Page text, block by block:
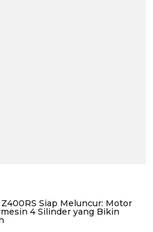
Siap Meluncur: Motor
4 Silinder yang Bikin